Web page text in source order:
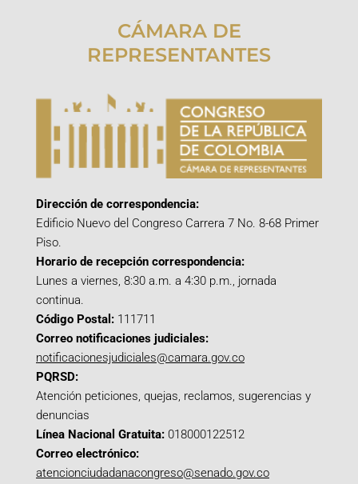
CÁMARA DE
REPRESENTANTES
Dirección de correspondencia:
Edificio Nuevo del Congreso Carrera 7 No. 8-68 Primer
Piso.
Horario de recepción correspondencia:
Lunes a viernes, 8:30 a.m. a 4:30 p.m., jornada
continua.
Código Postal: 111711
Correo notificaciones judiciales:
notificacionesjudiciales@camara.gov.co
PQRSD:
Atención peticiones, quejas, reclamos, sugerencias y
denuncias
Línea Nacional Gratuita: 018000122512
Correo electrónico:
atencionciudadanacongreso@senado.gov.co